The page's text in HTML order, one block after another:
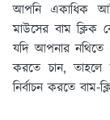
আপনি একাধিক
মাউসের বাম ক্লিক
যদি আপনার নথিতে
করতে চান,
নির্বাচন করতে বাম-